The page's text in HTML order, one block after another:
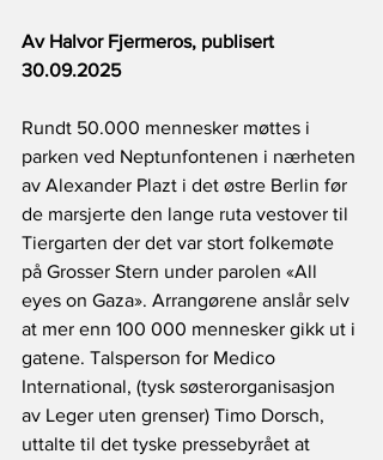
Av Halvor Fjermeros, publisert
30.09.2025
Rundt 50.000 mennesker møttes i
parken ved Neptunfontenen i nærheten
av Alexander Plazt i det østre Berlin før
de marsjerte den lange ruta vestover til
Tiergarten der det var stort folkemøte
på Grosser Stern under parolen «All
eyes on Gaza». Arrangørene anslår selv
at mer enn 100 000 mennesker gikk ut i
gatene. Talsperson for Medico
International, (tysk søsterorganisasjon
av Leger uten grenser) Timo Dorsch,
uttalte til det tyske pressebyrået at